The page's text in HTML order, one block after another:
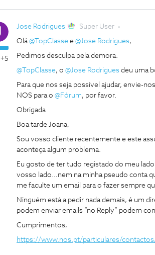
+5
Jose Rodrigues Super User
Olá@TopClasse e @Jose Rodrigues,
Pedimos desculpa pela demora.
@TopClasse, o @Jose Rodrigues deu uma
Para que nos seja possível ajudar, envie-
NOS para o @Fórum, por favor.
Obrigada
Boa tarde Joana,
Sou vosso cliente recentemente e este
aconteça algum problema.
Eu gosto de ter tudo registado do meu
vosso lado…nem na minha pseudo conta
me faculte um email para o fazer sempre
Ninguém está a pedir nada demais, é um
podem enviar emails “no Reply” podem
Cumprimentos,
https://www.nos.pt/particulares/